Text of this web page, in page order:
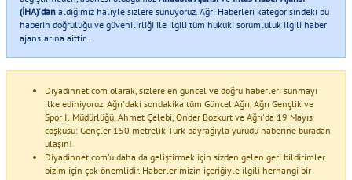
(İHA)'dan aldığımız haliyle sizlere sunuyoruz. Ağrı Haberleri kategorisindeki bu
haberin doğruluğu ve güvenilirliği ile ilgili tüm hukuki sorumluluk ilgili haber
ajanslarına aittir..
Diyadinnet.com olarak, sizlere en güncel ve doğru haberleri sunmayı
ilke ediniyoruz. Ağrı'daki sondakika tüm Güncel Ağrı, Ağrı Gençlik ve
Spor İl Müdürlüğü, Ahmet Çelebi, Önder Bozkurt ve Ağrı'da 19 Mayıs
coşkusu: Gençler 150 metrelik Türk bayrağıyla yürüdü haberine buradan
ulaşın!
Diyadinnet.com'u daha da geliştirmek için sizden gelen geri bildirimler
bizim için çok önemlidir. Haberlerimizin içeriğiyle ilgili herhangi bir